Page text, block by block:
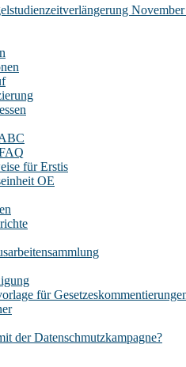
für Erstis
OE
für
der Datenschmutzkampagne?